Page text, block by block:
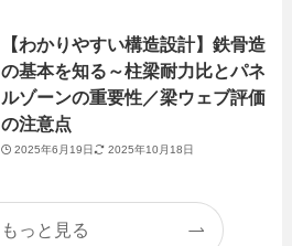
【わかりやすい構造設計】鉄骨造
の基本を知る～柱梁耐力比とパネ
ルゾーンの重要性／梁ウェブ評価
の注意点
2025年6月19日 2025年10月18日
もっと見る